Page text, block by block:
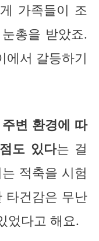
가족들이 조
총을 받았죠.
에서 갈등하기
변 환경에 따
도 있다는 걸
적축을 시험
타건감은 무난
었다고 해요.